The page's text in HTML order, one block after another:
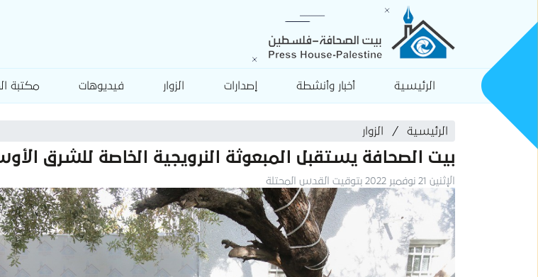
الرئيسية أخبار وأنشطة إصدارات الزوار فيديوهات مكتبة
الرئيسية الزوار
بيت الصحافة يستقبل المبعوثة النرويجية الخاصة للشرق
الإثنين 21 نوفمبر 2022 بتوقيت القدس المحتلة